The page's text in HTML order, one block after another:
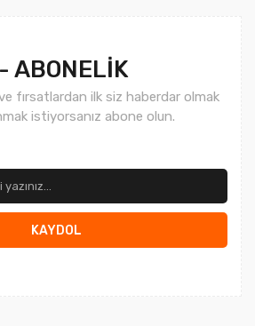
ABONELİK
fırsatlardan ilk siz haberdar olmak
istiyorsanız abone olun.
KAYDOL